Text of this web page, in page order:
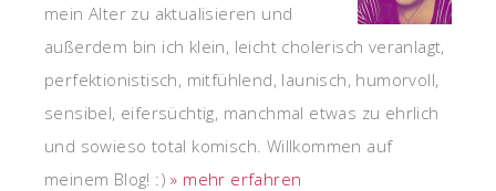
mein Alter zu aktualisieren und
außerdem bin ich klein, leicht cholerisch veranlagt,
perfektionistisch, mitfühlend, launisch, humorvoll,
sensibel, eifersüchtig, manchmal etwas zu ehrlich
und sowieso total komisch. Willkommen auf
meinem Blog! :)» mehr erfahren